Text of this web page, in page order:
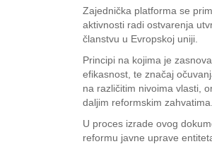
Zajednička platforma se
aktivnosti radi ostvarenja
članstvu u Evropskoj uniji.
Principi na kojima je
efikasnost, te značaj
na različitim nivoima vlasti,
daljim reformskim
U proces izrade ovog
reformu javne uprave